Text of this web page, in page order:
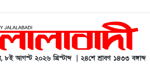
৮ই আগস্ট ২০২৬ খ্রিস্টাব্দ | ২৪শে শ্রাবণ ১৪৩৩ বঙ্গাব্দ